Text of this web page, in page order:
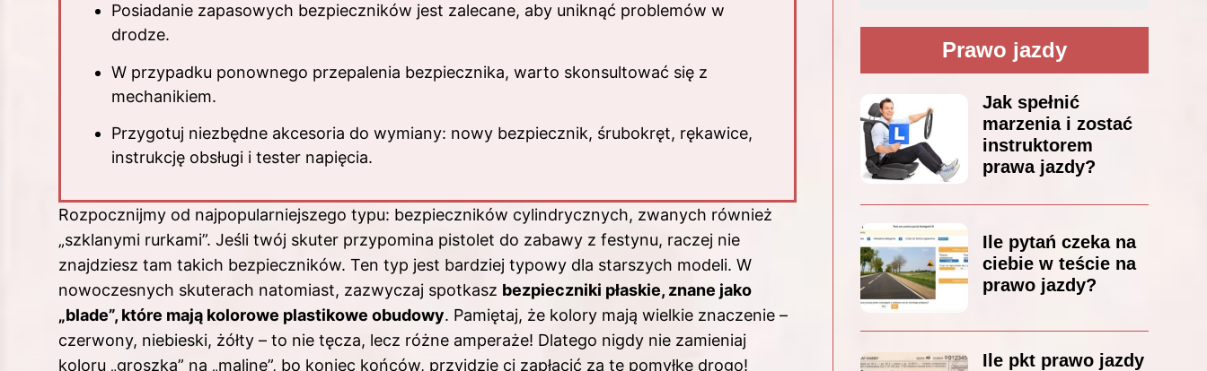
Posiadanie zapasowych bezpieczników jest zalecane, aby uniknąć problemów w
drodze.
W przypadku ponownego przepalenia bezpiecznika, warto skonsultować się z
mechanikiem.
Przygotuj niezbędne akcesoria do wymiany: nowy bezpiecznik, śrubokręt, rękawice,
instrukcję obsługi i tester napięcia.
Rozpocznijmy od najpopularniejszego typu: bezpieczników cylindrycznych, zwanych również
„szklanymi rurkami”. Jeśli twój skuter przypomina pistolet do zabawy z festynu, raczej nie
znajdziesz tam takich bezpieczników. Ten typ jest bardziej typowy dla starszych modeli. W
nowoczesnych skuterach natomiast, zazwyczaj spotkasz bezpieczniki płaskie, znane jako
„blade”, które mają kolorowe plastikowe obudowy. Pamiętaj, że kolory mają wielkie znaczenie –
czerwony, niebieski, żółty – to nie tęcza, lecz różne amperaże! Dlatego nigdy nie zamieniaj
koloru „groszka” na „malinę”, bo koniec końców, przyjdzie ci zapłacić za tę pomyłkę drogo!
Prawo jazdy
Jak spełnić
marzenia i zostać
instruktorem
prawa jazdy?
Ile pytań czeka na
ciebie w teście na
prawo jazdy?
Ile pkt prawo jazdy